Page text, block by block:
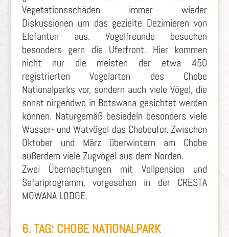
Vegetationsschäden immer wieder
Diskussionen um das gezielte Dezimieren von
Elefanten aus. Vogelfreunde besuchen
besonders gern die Uferfront. Hier kommen
nicht nur die meisten der etwa 450
registrierten Vogelarten des Chobe
Nationalparks vor, sondern auch viele Vögel, die
sonst nirgendwo in Botswana gesichtet werden
können. Naturgemäß besiedeln besonders viele
Wasser- und Watvögel das Chobeufer. Zwischen
Oktober und März überwintern am Chobe
außerdem viele Zugvögel aus dem Norden.
Zwei Übernachtungen mit Vollpension und
Safariprogramm, vorgesehen in der CRESTA
MOWANA LODGE.
6. TAG: CHOBE NATIONALPARK